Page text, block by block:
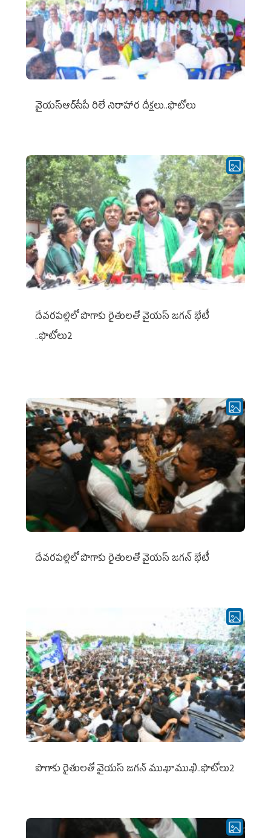
వైయ‌స్ఆర్‌సీపీ రిలే నిరాహార దీక్షలు..ఫొటోలు
దేవరపల్లిలో పొగాకు రైతులతో వైయస్ జగన్ భేటీ
..ఫొటోలు2
దేవరపల్లిలో పొగాకు రైతులతో వైయస్ జగన్ భేటీ
పొగాకు రైతుల‌తో వైయ‌స్ జ‌గ‌న్ ముఖాముఖి..ఫొటోలు2